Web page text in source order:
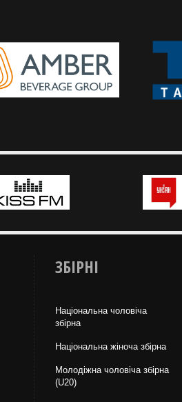
ЗБІРНІ
Національна чоловіча
збірна
Національна жiноча збірна
Молодіжна чоловіча збірна
(U20)